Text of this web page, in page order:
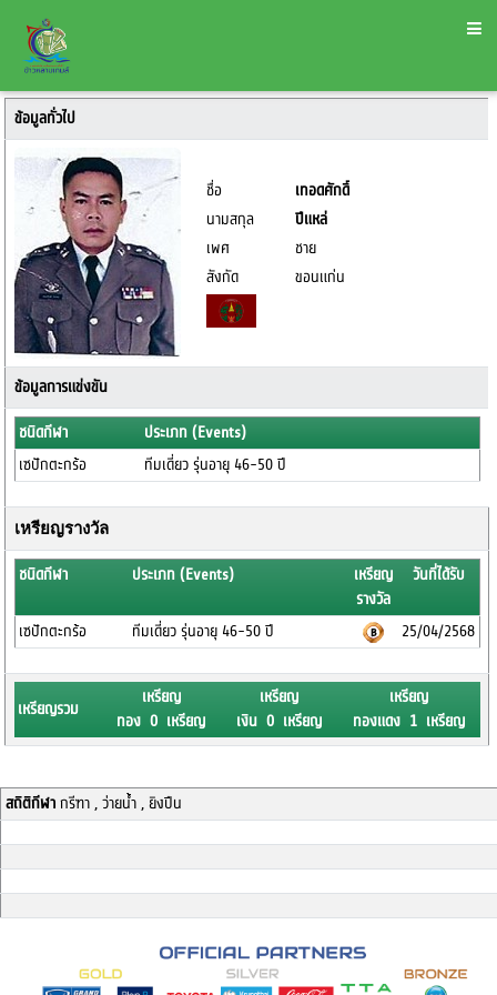
ข้อมูลทั่วไป
ชื่อ
เทอดศักดิ์
นามสกุล
ปีแหล่
เพศ
ชาย
สังกัด
ขอนแก่น
ข้อมูลการแข่งขัน
ชนิดกีฬา
ประเภท (Events)
เซปักตะกร้อ
ทีมเดี่ยว รุ่นอายุ 46-50 ปี
เหรียญรางวัล
ชนิดกีฬา ประเภท (Events)
เหรียญ
รางวัล
วันที่ได้รับ
เซปักตะกร้อ ทีมเดี่ยว รุ่นอายุ 46-50 ปี 25/04/2568
เหรียญรวม
เหรียญ
ทอง 0 เหรียญ
เหรียญ
เงิน 0 เหรียญ
เหรียญ
ทองแดง 1 เหรียญ
สถิติกีฬากรีฑา , ว่ายน้ำ , ยิงปืน